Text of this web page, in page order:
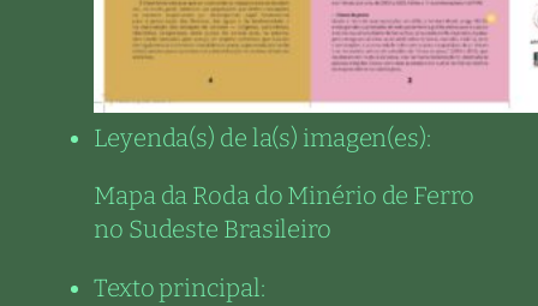
Leyenda(s) de la(s) imagen(es):
Mapa da Roda do Minério de Ferro
no Sudeste Brasileiro
Texto principal: